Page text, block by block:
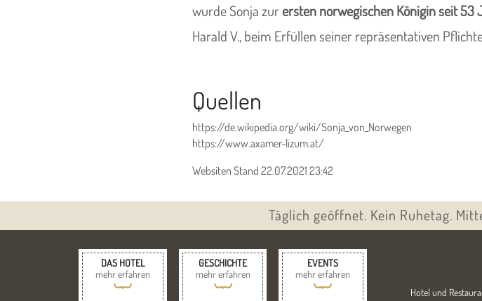
wurde Sonja zurersten norwegischen Königin seit 53
Harald V., beim Erfüllen seiner repräsentativen
Quellen
https://de.wikipedia.org/wiki/Sonja_von_Norwegen
https://www.axamer-lizum.at/
Websiten Stand 22.07.2021 23:42
Täglich geöffnet. Kein Ruhetag.
DAS HOTEL
mehr erfahren
{
GESCHICHTE
mehr erfahren
{
EVENTS
mehr erfahren
{ Hotel und